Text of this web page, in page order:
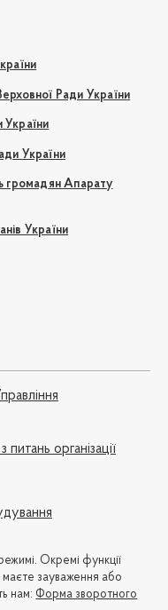
Ради України
України
України
громадян Апарату
України
питань організації
Окремі функції
зауваження або
нам: Форма зворотного